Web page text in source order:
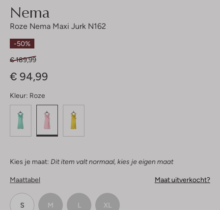
Nema
Roze Nema Maxi Jurk N162
-50%
€ 189,99
€ 94,99
Kleur: Roze
Kies je maat: Dit item valt normaal, kies je eigen maat
Maattabel Maat uitverkocht?
S M L XL